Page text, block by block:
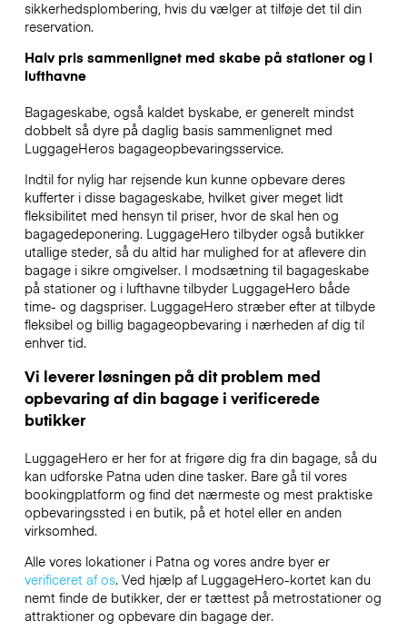
sikkerhedsplombering, hvis du vælger at tilføje det til din
reservation.
Halv pris sammenlignet med skabe på stationer og i
lufthavne
Bagageskabe, også kaldet byskabe, er generelt mindst
dobbelt så dyre på daglig basis sammenlignet med
LuggageHeros bagageopbevaringsservice.
Indtil for nylig har rejsende kun kunne opbevare deres
kufferter i disse bagageskabe, hvilket giver meget lidt
fleksibilitet med hensyn til priser, hvor de skal hen og
bagagedeponering. LuggageHero tilbyder også butikker
utallige steder, så du altid har mulighed for at aflevere din
bagage i sikre omgivelser. I modsætning til bagageskabe
på stationer og i lufthavne tilbyder LuggageHero både
time- og dagspriser. LuggageHero stræber efter at tilbyde
fleksibel og billig bagageopbevaring i nærheden af dig til
enhver tid.
Vi leverer løsningen på dit problem med
opbevaring af din bagage i verificerede
butikker
LuggageHero er her for at frigøre dig fra din bagage, så du
kan udforske Patna uden dine tasker. Bare gå til vores
bookingplatform og find det nærmeste og mest praktiske
opbevaringssted i en butik, på et hotel eller en anden
virksomhed.
Alle vores lokationer i Patna og vores andre byer er
verificeret af os. Ved hjælp af LuggageHero-kortet kan du
nemt finde de butikker, der er tættest på metrostationer og
attraktioner og opbevare din bagage der.